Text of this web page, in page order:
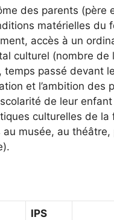
des parents (père
matérielles du
accès à un
culturel (nombre de
temps passé devant
et l’ambition des
de leur enfant
culturelles de la
au musée, au théâtre,
IPS